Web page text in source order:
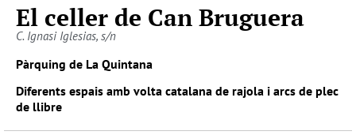
El celler de Can Bruguera
C. Ignasi Iglesias, s/n
Pàrquing de La Quintana
Diferents espais amb volta catalana de rajola i arcs de plec
de llibre